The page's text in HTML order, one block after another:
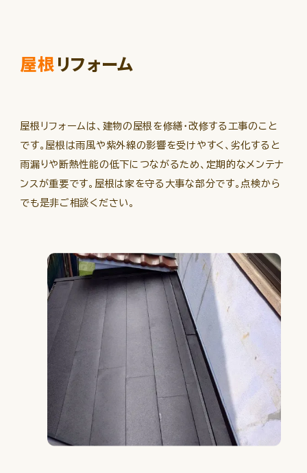
屋根リフォーム
屋根リフォームは、建物の屋根を修繕・改修する工事のこと
です。屋根は雨風や紫外線の影響を受けやすく、劣化すると
雨漏りや断熱性能の低下につながるため、定期的なメンテナ
ンスが重要です。屋根は家を守る大事な部分です。点検から
でも是非ご相談ください。